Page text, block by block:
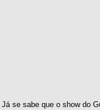
Já se sabe que o show do